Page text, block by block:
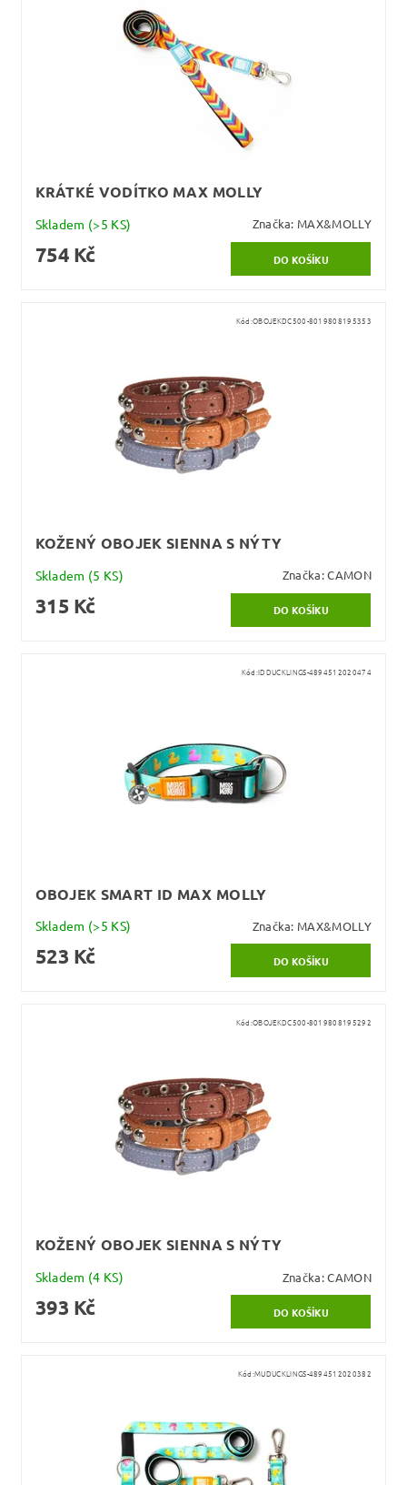
KRÁTKÉ VODÍTKO MAX MOLLY
Skladem (>5 KS) Značka: MAX&MOLLY
754 Kč
Kód:OBOJEKDC500-8019808195353
KOŽENÝ OBOJEK SIENNA S NÝTY
Skladem (5 KS) Značka:CAMON
315 Kč
Kód:IDDUCKLINGS-4894512020474
OBOJEK SMART ID MAX MOLLY
Skladem (>5 KS) Značka: MAX&MOLLY
523 Kč
Kód:OBOJEKDC500-8019808195292
KOŽENÝ OBOJEK SIENNA S NÝTY
Skladem (4 KS) Značka:CAMON
393 Kč
Kód:MUDUCKLINGS-4894512020382